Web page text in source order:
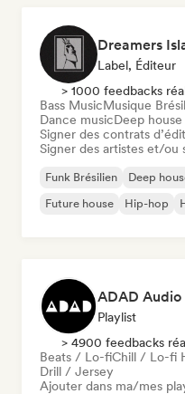
Dreamers
Label, Éditeur
> 1000 feedbacks
Bass MusicMusique
Dance musicDeep house
Signer des contrats
Signer des artistes et/ou
Funk Brésilien Deep
Future house
Hip-hop
ADAD Audio
Playlist
> 4900 feedbacks
Beats / Lo-fiChill / Lo-fi
Drill / Jersey
Ajouter dans ma/mes